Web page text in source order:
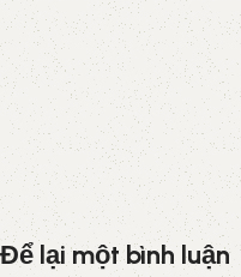
Để lại một bình luận